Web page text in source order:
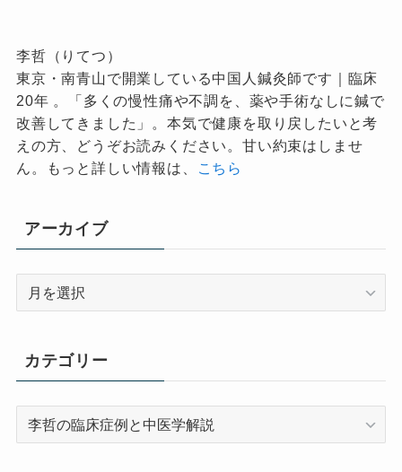
李哲（りてつ）
東京・南青山で開業している中国人鍼灸師です｜臨床
20年 。「多くの慢性痛や不調を、薬や手術なしに鍼で
改善してきました」。本気で健康を取り戻したいと考
えの方、どうぞお読みください。甘い約束はしませ
ん。もっと詳しい情報は、
こちら
アーカイブ
ブ
カテゴリー
カ